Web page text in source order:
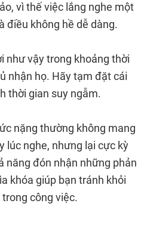
vì thế việc lắng nghe một
điều không hề dễ dàng.
như vậy trong khoảng thời
nhận họ. Hãy tạm đặt cái
thời gian suy ngẫm.
nặng thường không mang
lúc nghe, nhưng lại cực kỳ
năng đón nhận những phản
khóa giúp bạn tránh khỏi
công việc.